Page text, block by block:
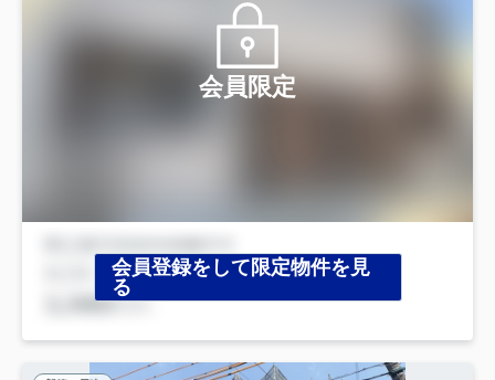
会員限定
会員登録をして限定物件を見
る